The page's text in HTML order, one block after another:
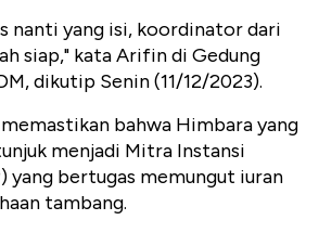
nanti yang isi, koordinator dari
siap," kata Arifin di Gedung
dikutip Senin (11/12/2023).
bahwa Himbara yang
menjadi Mitra Instansi
yang bertugas memungut iuran
tambang.